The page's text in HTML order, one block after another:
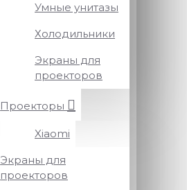
Умные унитазы
Холодильники
Экраны для
проекторов
Проекторы
Xiaomi
Экраны для
проекторов